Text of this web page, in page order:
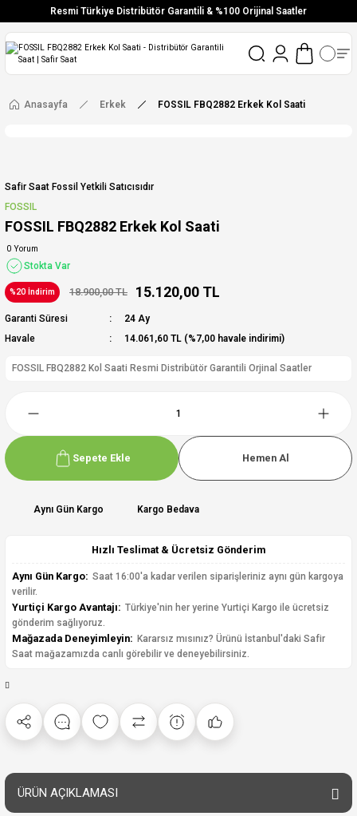
Resmi Türkiye Distribütör Garantili & %100 Orijinal Saatler
Vade Farksız 6 Taksit
Ücretsiz Kargo
Anasayfa Erkek FOSSIL FBQ2882 Erkek Kol Saati
Safir Saat Fossil Yetkili Satıcısıdır
FOSSIL
FOSSIL FBQ2882 Erkek Kol Saati
0 Yorum
Stokta Var
%20 İndirim 18.900,00 TL 15.120,00 TL
Garanti Süresi
24 Ay
Havale
14.061,60 TL (%7,00 havale indirimi)
FOSSIL FBQ2882 Kol Saati Resmi Distribütör Garantili Orjinal Saatler
Sepete Ekle Hemen Al
Aynı Gün Kargo Kargo Bedava
Hızlı Teslimat & Ücretsiz Gönderim
Aynı Gün Kargo: Saat 16:00'a kadar verilen siparişleriniz aynı gün kargoya
verilir.
Yurtiçi Kargo Avantajı: Türkiye'nin her yerine Yurtiçi Kargo ile ücretsiz
gönderim sağlıyoruz.
Mağazada Deneyimleyin: Kararsız mısınız? Ürünü İstanbul'daki Safir
Saat mağazamızda canlı görebilir ve deneyebilirsiniz.
ÜRÜN AÇIKLAMASI